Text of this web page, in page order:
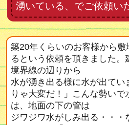
湧いている、でご依頼い
築20年くらいのお客様から
るという依頼を頂きました。
境界線の辺りから
水が湧き出る様に水が出てい
りゃ大変だ！」こんな勢い
は、地面の下の管は
ジワジワ水がしみ出る・・・